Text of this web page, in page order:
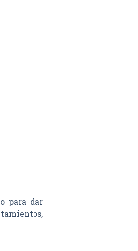
para dar